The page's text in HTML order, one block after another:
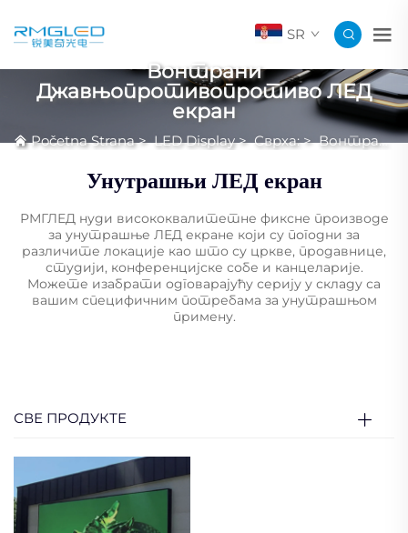
SR
Вонтрани
Джавњопротивопротиво ЛЕД
екран
Početna Strana>LED Display>Сврха:>Вонтрани Джавњопротивопротиво ЛЕД екран
Унутрашњи ЛЕД екран
РМГЛЕД нуди висококвалитетне фиксне производе
за унутрашње ЛЕД екране који су погодни за
различите локације као што су цркве, продавнице,
студији, конференцијске собе и канцеларије.
Можете изабрати одговарајућу серију у складу са
вашим специфичним потребама за унутрашњом
примену.
СВЕ ПРОДУКТЕ